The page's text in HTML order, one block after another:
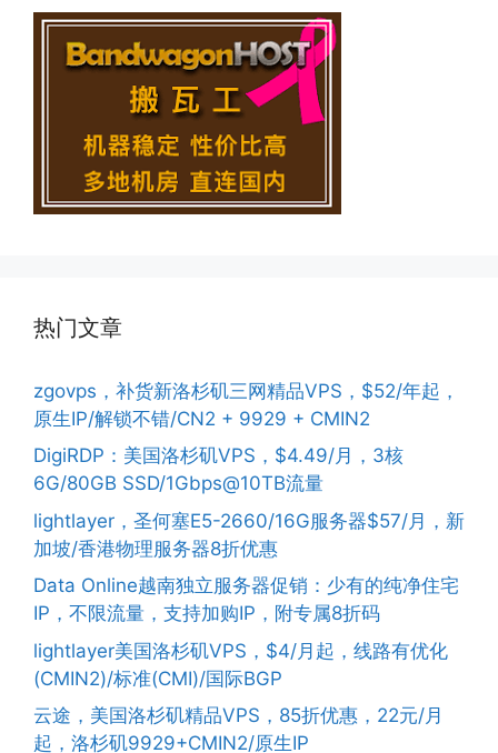
热门文章
zgovps，补货新洛杉矶三网精品VPS，$52/年起，
原生IP/解锁不错/CN2 + 9929 + CMIN2
DigiRDP：美国洛杉矶VPS，$4.49/月，3核
6G/80GB SSD/1Gbps@10TB流量
lightlayer，圣何塞E5-2660/16G服务器$57/月，新
加坡/香港物理服务器8折优惠
Data Online越南独立服务器促销：少有的纯净住宅
IP，不限流量，支持加购IP，附专属8折码
lightlayer美国洛杉矶VPS，$4/月起，线路有优化
(CMIN2)/标准(CMI)/国际BGP
云途，美国洛杉矶精品VPS，85折优惠，22元/月
起，洛杉矶9929+CMIN2/原生IP